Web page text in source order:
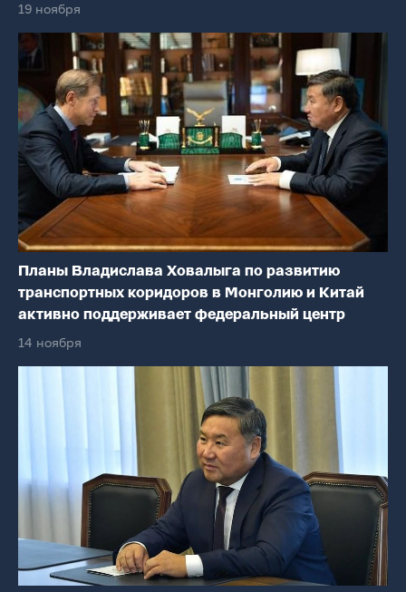
19 ноября
Планы Владислава Ховалыга по развитию
транспортных коридоров в Монголию и Китай
активно поддерживает федеральный центр
14 ноября